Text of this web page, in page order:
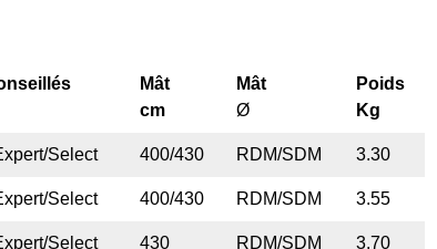
Mât
cm
Mât
Ø
Poids
Kg
Select 400/430 RDM/SDM 3.30
Select 400/430 RDM/SDM 3.55
Select 430 RDM/SDM 3.70